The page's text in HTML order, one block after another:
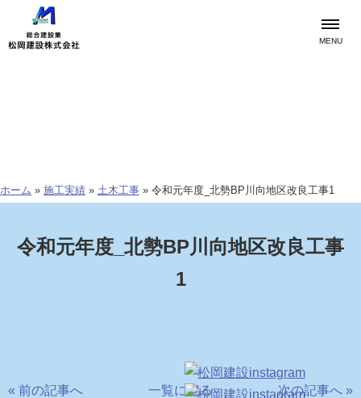
MENU
ホーム » 施工実績 » 土木工事 » 令和元年度_北勢BP川向地区改良工事1
令和元年度_北勢BP川向地区改良工事
1
« 前の記事へ 一覧に戻る 次の記事へ »